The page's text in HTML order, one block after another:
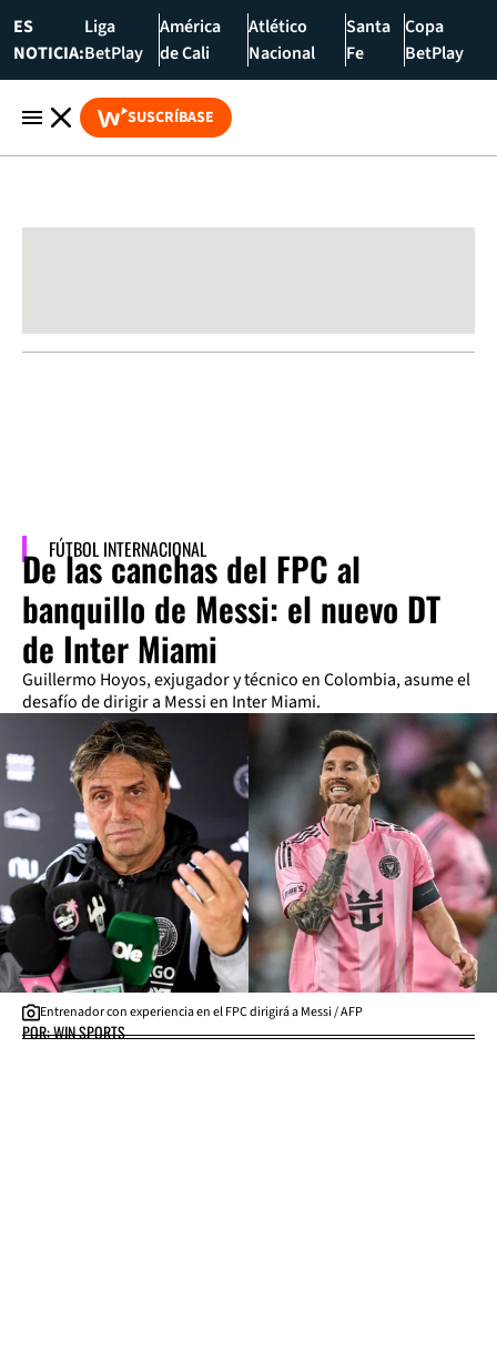
ES
NOTICIA:
Liga
BetPlay
América
de Cali
Atlético
Nacional
Santa
Fe
Copa
BetPlay
SUSCRÍBASE
FÚTBOL INTERNACIONAL
De las canchas del FPC al
banquillo de Messi: el nuevo DT
de Inter Miami
Guillermo Hoyos, exjugador y técnico en Colombia, asume el
desafío de dirigir a Messi en Inter Miami.
Entrenador con experiencia en el FPC dirigirá a Messi / AFP
POR: WIN SPORTS